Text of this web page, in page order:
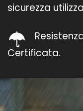
sicurezza
Certificata.